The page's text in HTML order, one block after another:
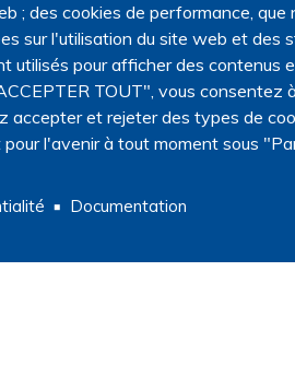
; des cookies de performance, que
sur l'utilisation du site web et des
utilisés pour afficher des contenus
TOUT", vous consentez
accepter et rejeter des types de
l'avenir à tout moment sous
Documentation
interdisciplinaire sur la fin de vie
pour la constitution de consortia
de recherche interdisciplinaire
l'appel à candidatures